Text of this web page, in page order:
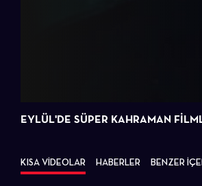
EYLÜL'DE SÜPER KAHRAMAN
KISA VİDEOLAR HABERLER BENZER